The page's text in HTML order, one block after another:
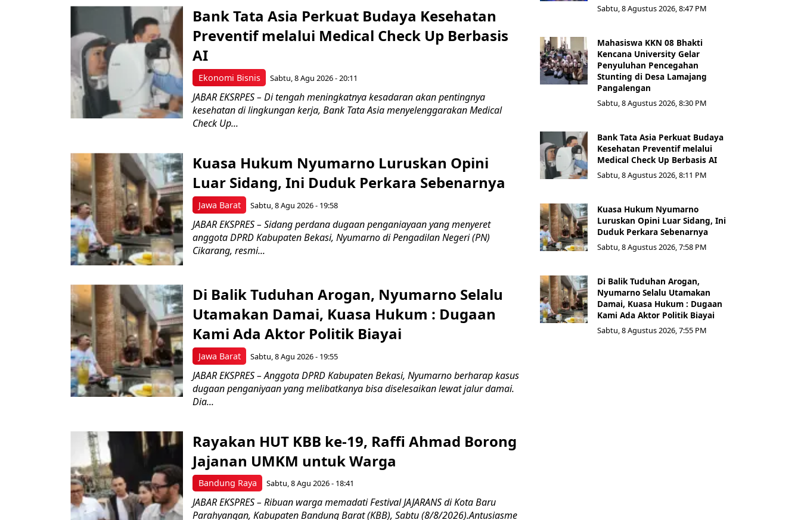
Ekonomi Bisnis
Bank Tata Asia Perkuat Budaya Kesehatan
Preventif melalui Medical Check Up Berbasis
AI
Sabtu, 8 Agu 2026 - 20:11
JABAR EKSRPES – Di tengah meningkatnya kesadaran akan pentingnya
kesehatan di lingkungan kerja, Bank Tata Asia menyelenggarakan Medical
Check Up...
Jawa Barat
Kuasa Hukum Nyumarno Luruskan Opini
Luar Sidang, Ini Duduk Perkara Sebenarnya ​
Sabtu, 8 Agu 2026 - 19:58
JABAR EKSPRES – Sidang perdana dugaan penganiayaan yang menyeret
anggota DPRD Kabupaten Bekasi, Nyumarno di Pengadilan Negeri (PN)
Cikarang, resmi...
Jawa Barat
Di Balik Tuduhan Arogan, Nyumarno Selalu
Utamakan Damai, Kuasa Hukum : Dugaan
Kami Ada Aktor Politik Biayai
Sabtu, 8 Agu 2026 - 19:55
JABAR EKSPRES – Anggota DPRD Kabupaten Bekasi, Nyumarno berharap kasus
dugaan penganiyaan yang melibatkanya bisa diselesaikan lewat jalur damai.
Dia...
Bandung Raya
Rayakan HUT KBB ke-19, Raffi Ahmad Borong
Jajanan UMKM untuk Warga
Sabtu, 8 Agu 2026 - 18:41
JABAR EKSPRES – Ribuan warga memadati Festival JAJARANS di Kota Baru
Parahyangan, Kabupaten Bandung Barat (KBB), Sabtu (8/8/2026).Antusiasme
Sabtu, 8 Agustus 2026, 8:47 PM
Mahasiswa KKN 08 Bhakti
Kencana University Gelar
Penyuluhan Pencegahan
Stunting di Desa Lamajang
Pangalengan
Sabtu, 8 Agustus 2026, 8:30 PM
Bank Tata Asia Perkuat Budaya
Kesehatan Preventif melalui
Medical Check Up Berbasis AI
Sabtu, 8 Agustus 2026, 8:11 PM
Kuasa Hukum Nyumarno
Luruskan Opini Luar Sidang, Ini
Duduk Perkara Sebenarnya ​
Sabtu, 8 Agustus 2026, 7:58 PM
Di Balik Tuduhan Arogan,
Nyumarno Selalu Utamakan
Damai, Kuasa Hukum : Dugaan
Kami Ada Aktor Politik Biayai
Sabtu, 8 Agustus 2026, 7:55 PM